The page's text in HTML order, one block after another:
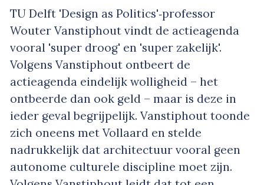
TU Delft 'Design as Politics'‐professor
Wouter Vanstiphout vindt de actieagenda
vooral 'super droog' en 'super zakelijk'.
Volgens Vanstiphout ontbeert de
actieagenda eindelijk wolligheid – het
ontbeerde dan ook geld – maar is deze in
ieder geval begrijpelijk. Vanstiphout toonde
zich oneens met Vollaard en stelde
nadrukkelijk dat architectuur vooral geen
autonome culturele discipline moet zijn.